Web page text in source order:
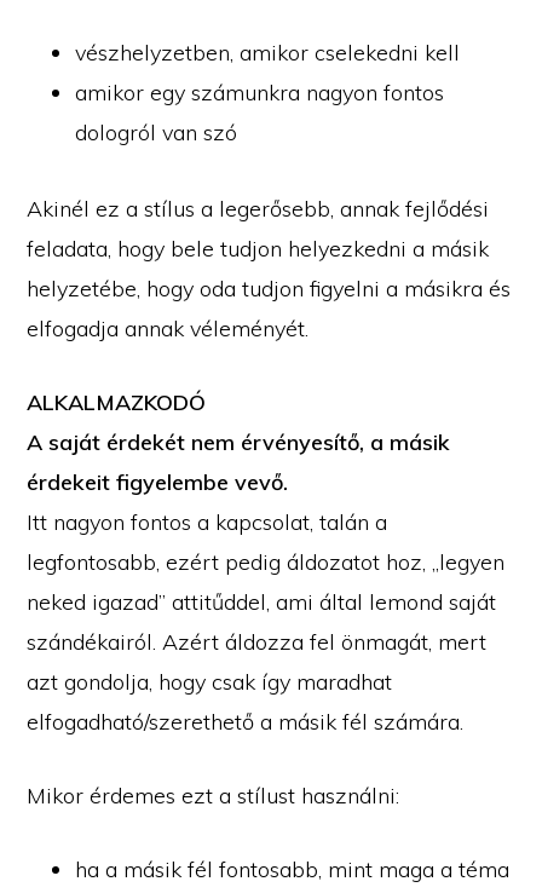
vészhelyzetben, amikor cselekedni kell
amikor egy számunkra nagyon fontos
dologról van szó
Akinél ez a stílus a legerősebb, annak fejlődési
feladata, hogy bele tudjon helyezkedni a másik
helyzetébe, hogy oda tudjon figyelni a másikra és
elfogadja annak véleményét.
ALKALMAZKODÓ
A saját érdekét nem érvényesítő, a másik
érdekeit figyelembe vevő.
Itt nagyon fontos a kapcsolat, talán a
legfontosabb, ezért pedig áldozatot hoz, „legyen
neked igazad” attitűddel, ami által lemond saját
szándékairól. Azért áldozza fel önmagát, mert
azt gondolja, hogy csak így maradhat
elfogadható/szerethető a másik fél számára.
Mikor érdemes ezt a stílust használni:
ha a másik fél fontosabb, mint maga a téma